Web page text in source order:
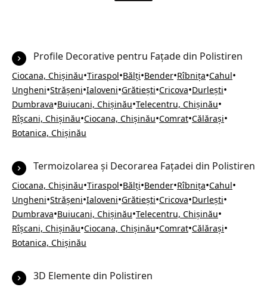
Profile Decorative pentru Fațade din Polistiren
Ciocana, Chișinău•Tiraspol•Bălți•Bender•Rîbnița•Cahul•
Ungheni•Strășeni•Ialoveni•Grătiești•Cricova•Durlești•
Dumbrava•Buiucani, Chișinău•Telecentru, Chișinău•
Rîșcani, Chișinău•Ciocana, Chișinău•Comrat•Călărași•
Botanica, Chișinău
Termoizolarea și Decorarea Fațadei din Polistiren
Ciocana, Chișinău•Tiraspol•Bălți•Bender•Rîbnița•Cahul•
Ungheni•Strășeni•Ialoveni•Grătiești•Cricova•Durlești•
Dumbrava•Buiucani, Chișinău•Telecentru, Chișinău•
Rîșcani, Chișinău•Ciocana, Chișinău•Comrat•Călărași•
Botanica, Chișinău
3D Elemente din Polistiren